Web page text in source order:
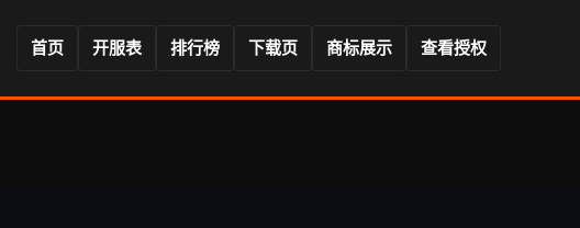
首页 开服表 排行榜 下载页 商标展示 查看授权